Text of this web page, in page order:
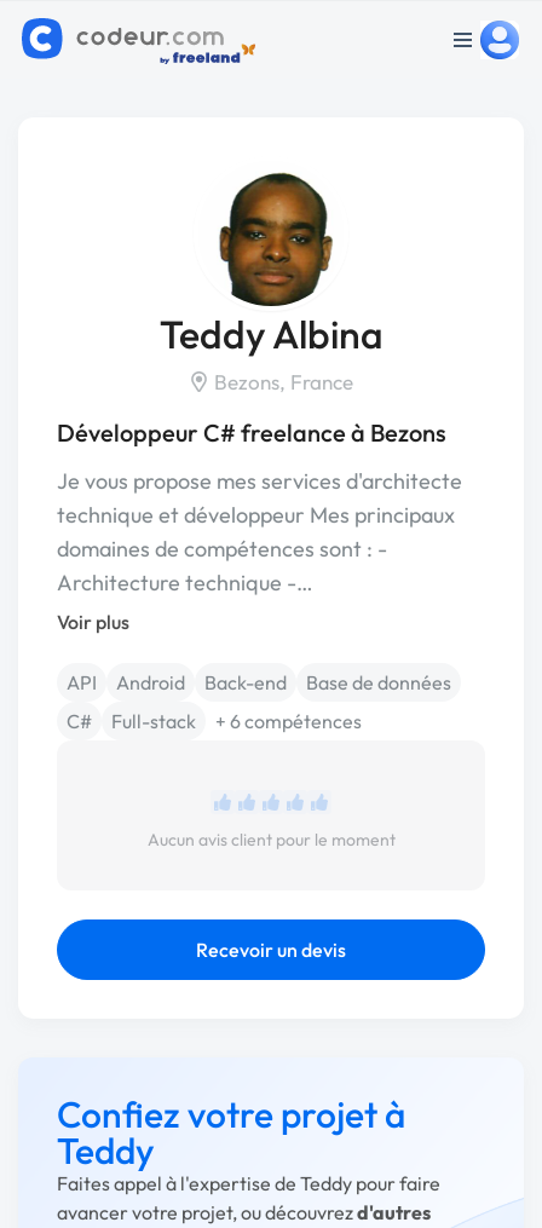
Teddy Albina
Bezons, France
Développeur C# freelance à Bezons
Je vous propose mes services d'architecte
technique et développeur Mes principaux
domaines de compétences sont : -
Architecture technique -…
Voir plus
API Android Back-end
Base de données
C#
Full-stack + 6 compétences
Aucun avis client pour le moment
Recevoir un devis
Confiez votre projet à
Teddy
Faites appel à l'expertise de Teddy pour faire
avancer votre projet, ou découvrezd'autres